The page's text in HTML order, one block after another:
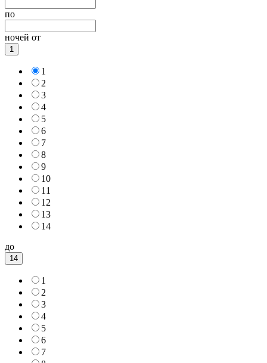
по
ночей от
1
1
2
3
4
5
6
7
8
9
10
11
12
13
14
до
14
1
2
3
4
5
6
7